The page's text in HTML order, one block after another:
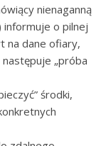
nienaganną
informuje o pilnej
na dane ofiary,
„próba
środki,